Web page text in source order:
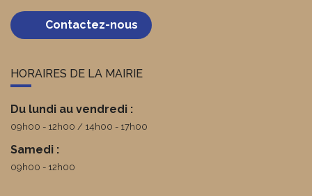
Contactez-nous
HORAIRES DE LA MAIRIE
Du lundi au vendredi :
09h00 - 12h00 14h00 - 17h00
Samedi :
09h00 - 12h00